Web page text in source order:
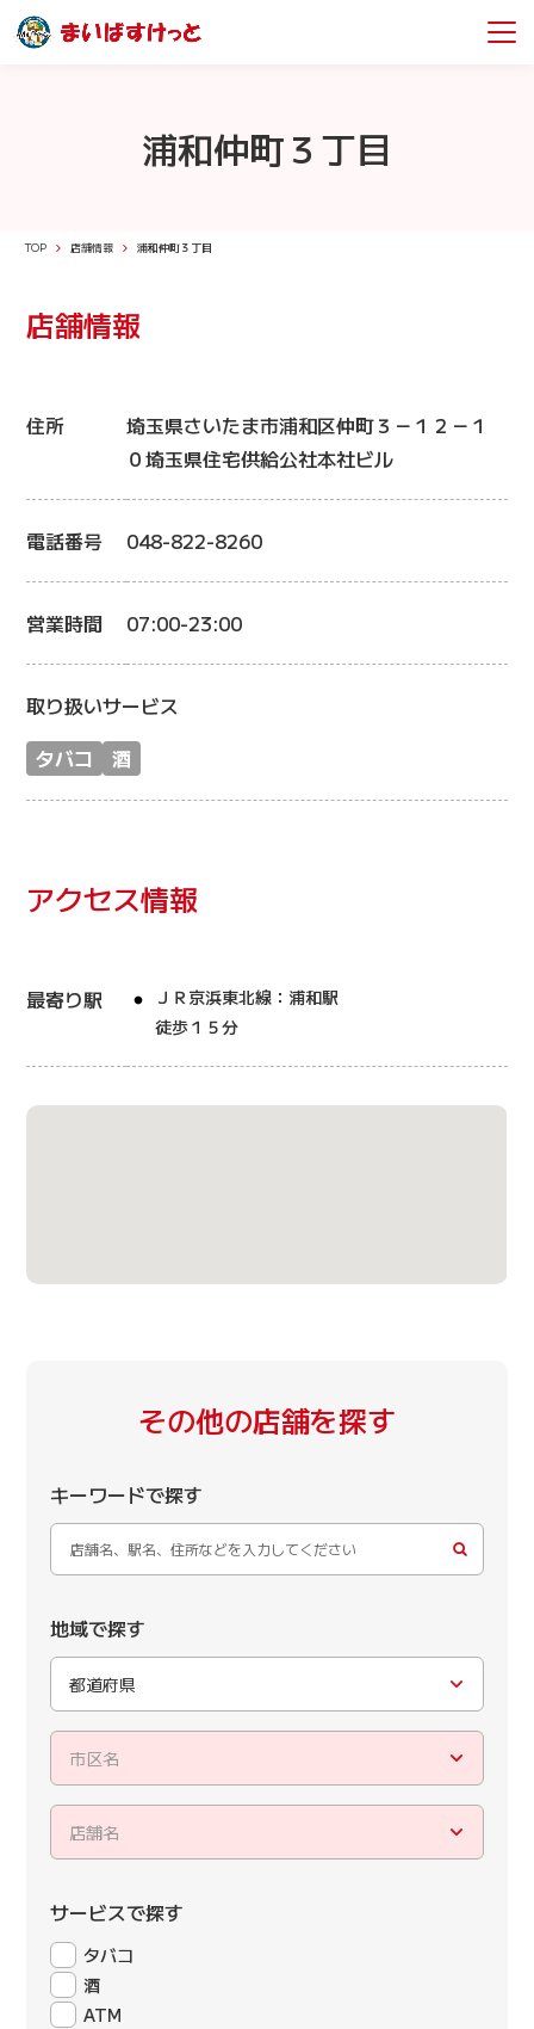
浦和仲町３丁目
TOP 店舗情報 浦和仲町３丁目
店舗情報
住所
埼玉県さいたま市浦和区仲町３－１２－１
０埼玉県住宅供給公社本社ビル
電話番号 048-822-8260
営業時間 07:00-23:00
取り扱いサービス
タバコ
酒
アクセス情報
最寄り駅
ＪＲ京浜東北線：浦和駅
徒歩１５分
その他の店舗を探す
キーワードで探す
地域で探す
都道府県
市区名
店舗名
サービスで探す
タバコ
酒
ATM